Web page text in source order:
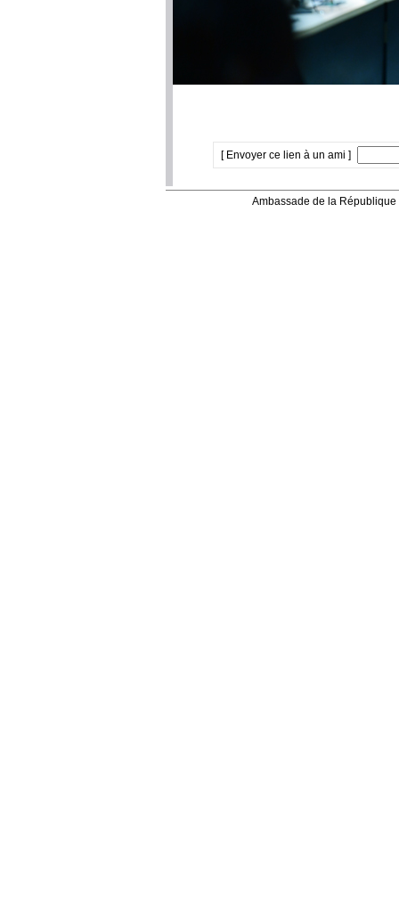
[ Envoyer ce lien à un ami ]
Ambassade de la